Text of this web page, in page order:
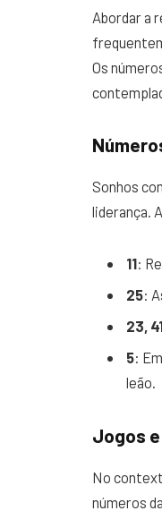
Abordar a
Os
Sonhos
liderança.
11:
25:
23,
5:
leão.
Jogos
No
números